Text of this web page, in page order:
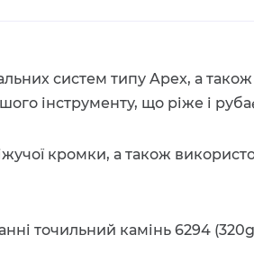
систем типу Apex, а також
інструменту, що ріже і
кромки, а також
точильний камінь 6294